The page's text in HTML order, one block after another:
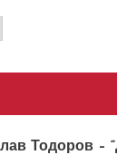
Тодоров –